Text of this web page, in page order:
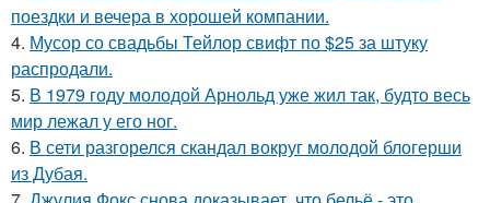
поездки и вечера в хорошей компании.
4. Мусор со свадьбы Тейлор свифт по $25 за штуку
распродали.
5. В 1979 году молодой Арнольд уже жил так, будто весь
мир лежал у его ног.
6. В сети разгорелся скандал вокруг молодой блогерши
из Дубая.